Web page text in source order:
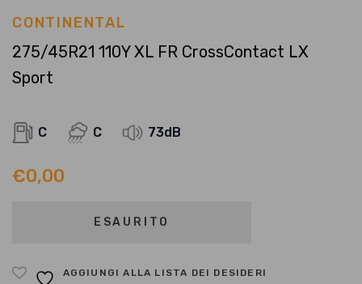
CONTINENTAL
275/45R21 110Y XL FR CrossContact LX
Sport
C C 73dB
€0,00
ESAURITO
AGGIUNGI ALLA LISTA DEI DESIDERI